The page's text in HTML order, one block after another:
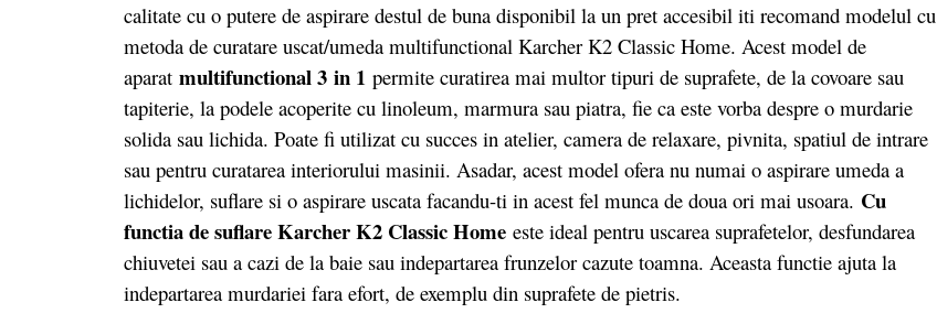
calitate cu o putere de aspirare destul de buna disponibil la un pret accesibil iti recomand modelul cu
metoda de curatare uscat/umeda multifunctional Karcher K2 Classic Home. Acest model de
aparat multifunctional 3 in 1 permite curatirea mai multor tipuri de suprafete, de la covoare sau
tapiterie, la podele acoperite cu linoleum, marmura sau piatra, fie ca este vorba despre o murdarie
solida sau lichida. Poate fi utilizat cu succes in atelier, camera de relaxare, pivnita, spatiul de intrare
sau pentru curatarea interiorului masinii. Asadar, acest model ofera nu numai o aspirare umeda a
lichidelor, suflare si o aspirare uscata facandu-ti in acest fel munca de doua ori mai usoara. Cu
functia de suflare Karcher K2 Classic Home este ideal pentru uscarea suprafetelor, desfundarea
chiuvetei sau a cazi de la baie sau indepartarea frunzelor cazute toamna. Aceasta functie ajuta la
indepartarea murdariei fara efort, de exemplu din suprafete de pietris.